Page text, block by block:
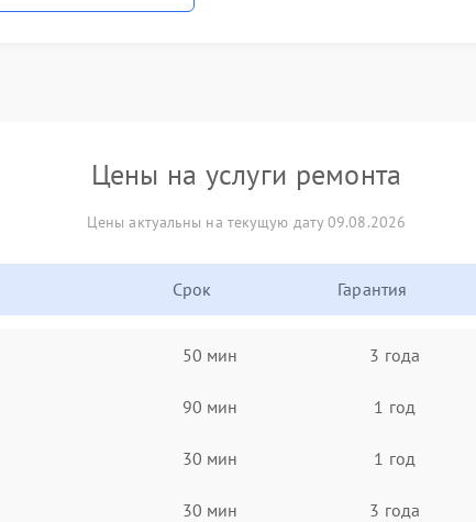
Цены на услуги ремонта
Цены актуальны на текущую дату 09.08.2026
Срок Гарантия
50 мин 3 года
90 мин 1 год
30 мин 1 год
30 мин 3 года